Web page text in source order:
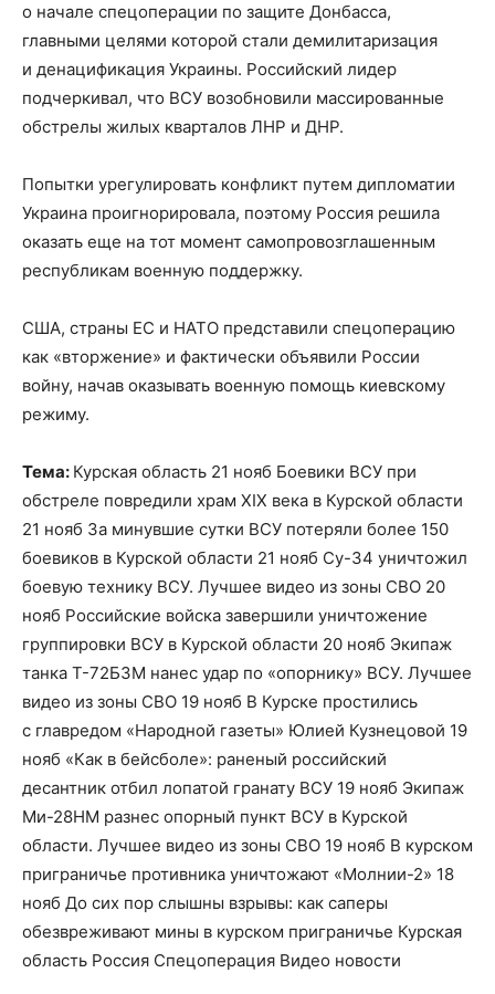
о начале спецоперации по защите Донбасса,
главными целями которой стали демилитаризация
и денацификация Украины. Российский лидер
подчеркивал, что ВСУ возобновили массированные
обстрелы жилых кварталов ЛНР и ДНР.
Попытки урегулировать конфликт путем дипломатии
Украина проигнорировала, поэтому Россия решила
оказать еще на тот момент самопровозглашенным
республикам военную поддержку.
США, страны ЕС и НАТО представили спецоперацию
как «вторжение» и фактически объявили России
войну, начав оказывать военную помощь киевскому
режиму.
Тема: Курская область 21 нояб Боевики ВСУ при
обстреле повредили храм XIX века в Курской области
21 нояб За минувшие сутки ВСУ потеряли более 150
боевиков в Курской области 21 нояб Су-34 уничтожил
боевую технику ВСУ. Лучшее видео из зоны СВО 20
нояб Российские войска завершили уничтожение
группировки ВСУ в Курской области 20 нояб Экипаж
танка Т-72Б3М нанес удар по «опорнику» ВСУ. Лучшее
видео из зоны СВО 19 нояб В Курске простились
с главредом «Народной газеты» Юлией Кузнецовой 19
нояб «Как в бейсболе»: раненый российский
десантник отбил лопатой гранату ВСУ 19 нояб Экипаж
Ми-28НМ разнес опорный пункт ВСУ в Курской
области. Лучшее видео из зоны СВО 19 нояб В курском
приграничье противника уничтожают «Молнии-2» 18
нояб До сих пор слышны взрывы: как саперы
обезвреживают мины в курском приграничье Курская
область Россия Спецоперация Видео новости